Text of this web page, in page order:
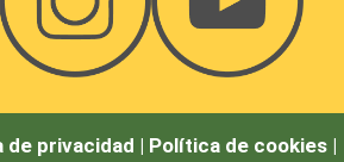
de privacidad | Política de cookies |